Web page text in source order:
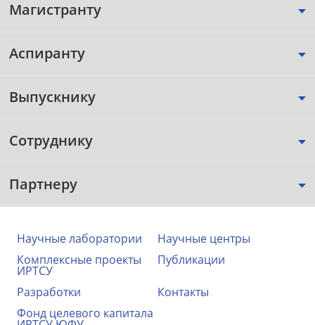
Магистранту
Аспиранту
Выпускнику
Сотруднику
Партнеру
Научные лаборатории
Научные центры
Комплексные проекты
ИРТСУ
Публикации
Разработки
Контакты
Фонд целевого капитала